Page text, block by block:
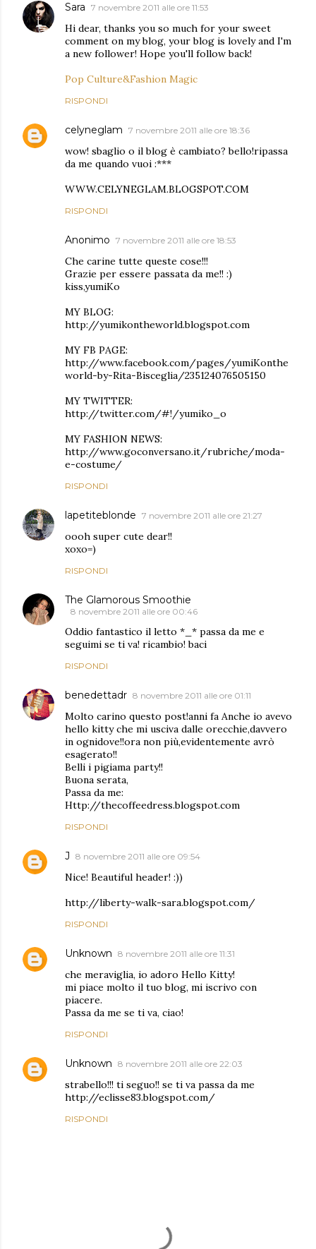
Sara 7 novembre 2011 alle ore 11:53
Hi dear, thanks you so much for your sweet
comment on my blog, your blog is lovely and I'm
a new follower! Hope you'll follow back!
Pop Culture&Fashion Magic
RISPONDI
celyneglam 7 novembre 2011 alle ore 18:36
wow! sbaglio o il blog è cambiato? bello!ripassa
da me quando vuoi :***
WWW.CELYNEGLAM.BLOGSPOT.COM
RISPONDI
Anonimo 7 novembre 2011 alle ore 18:53
Che carine tutte queste cose!!!
Grazie per essere passata da me!! :)
kiss,yumiKo
MY BLOG:
http://yumikontheworld.blogspot.com
MY FB PAGE:
http://www.facebook.com/pages/yumiKonthe
world-by-Rita-Bisceglia/235124076505150
MY TWITTER:
http://twitter.com/#!/yumiko_o
MY FASHION NEWS:
http://www.goconversano.it/rubriche/moda-
e-costume/
RISPONDI
lapetiteblonde 7 novembre 2011 alle ore 21:27
oooh super cute dear!!
xoxo=)
RISPONDI
The Glamorous Smoothie
8 novembre 2011 alle ore 00:46
Oddio fantastico il letto *_* passa da me e
seguimi se ti va! ricambio! baci
RISPONDI
benedettadr 8 novembre 2011 alle ore 01:11
Molto carino questo post!anni fa Anche io avevo
hello kitty che mi usciva dalle orecchie,davvero
in ognidove!!ora non più,evidentemente avrò
esagerato!!
Belli i pigiama party!!
Buona serata,
Passa da me:
Http://thecoffeedress.blogspot.com
RISPONDI
J 8 novembre 2011 alle ore 09:54
Nice! Beautiful header! :))
http://liberty-walk-sara.blogspot.com/
RISPONDI
Unknown 8 novembre 2011 alle ore 11:31
che meraviglia, io adoro Hello Kitty!
mi piace molto il tuo blog, mi iscrivo con
piacere.
Passa da me se ti va, ciao!
RISPONDI
Unknown 8 novembre 2011 alle ore 22:03
strabello!!! ti seguo!! se ti va passa da me
http://eclisse83.blogspot.com/
RISPONDI